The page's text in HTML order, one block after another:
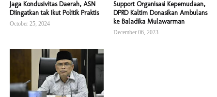
Jaga Kondusivitas Daerah, ASN
Diingatkan tak Ikut Politik Praktis
October 25, 2024
Support Organisasi Kepemudaan,
DPRD Kaltim Donasikan Ambulans
ke Baladika Mulawarman
December 06, 2023